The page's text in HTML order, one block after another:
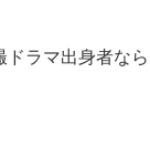
ラマ出身者なら